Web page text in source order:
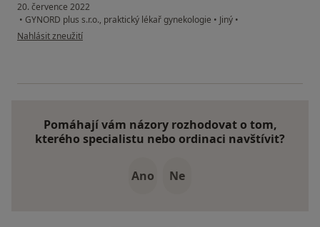
20. července 2022
• GYNORD plus s.r.o., praktický lékař gynekologie • Jiný •
podle názoru uživatele M. N.
Nahlásit zneužití
Pomáhají vám názory rozhodovat o tom,
kterého specialistu nebo ordinaci navštívit?
Ano Ne